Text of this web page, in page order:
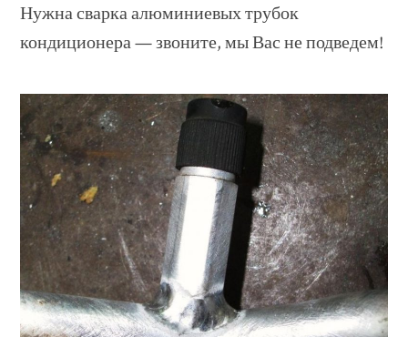
Нужна сварка алюминиевых трубок
кондиционера — звоните, мы Вас не подведем!